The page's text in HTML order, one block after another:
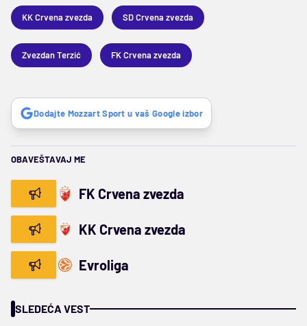
KK Crvena zvezda SD Crvena zvezda
Zvezdan Terzić FK Crvena zvezda
Dodajte Mozzart Sport u vaš Google izbor
OBAVEŠTAVAJ ME
FK Crvena zvezda
KK Crvena zvezda
Evroliga
SLEDEĆA VEST